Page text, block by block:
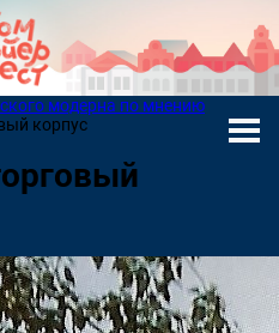
модерна по мнению
корпус